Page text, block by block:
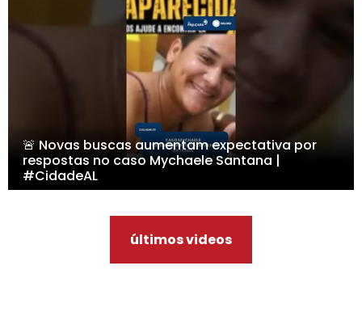
🚨 Novas buscas aumentam expectativa por
respostas no caso Mychaele Santana |
#CidadeAL
últimos videos